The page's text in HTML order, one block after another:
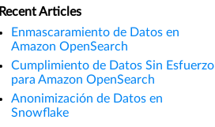
Recent Articles
Enmascaramiento de Datos en
Amazon OpenSearch
Cumplimiento de Datos Sin Esfuerzo
para Amazon OpenSearch
Anonimización de Datos en
Snowflake